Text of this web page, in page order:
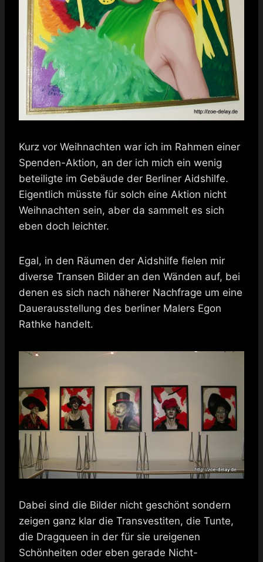
Kurz vor Weihnachten war ich im Rahmen einer
Spenden-Aktion, an der ich mich ein wenig
beteiligte im Gebäude der Berliner Aidshilfe.
Eigentlich müsste für solch eine Aktion nicht
Weihnachten sein, aber da sammelt es sich
eben doch leichter.
Egal, in den Räumen der Aidshilfe fielen mir
diverse Transen Bilder an den Wänden auf, bei
denen es sich nach näherer Nachfrage um eine
Dauerausstellung des berliner Malers Egon
Rathke handelt.
Dabei sind die Bilder nicht geschönt sondern
zeigen ganz klar die Transvestiten, die Tunte,
die Dragqueen in der für sie ureigenen
Schönheiten oder eben gerade Nicht-